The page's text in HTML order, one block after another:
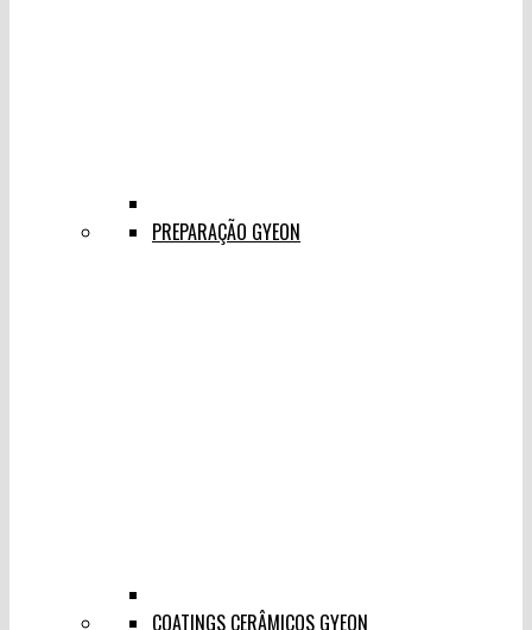
PREPARAÇÃO GYEON
COATINGS CERÂMICOS GYEON